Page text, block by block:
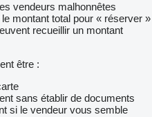
vendeurs malhonnêtes
montant total pour « réserver »
recueillir un montant
être :
sans établir de documents
si le vendeur vous semble